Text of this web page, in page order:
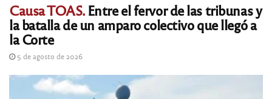
Causa TOAS.Entre el fervor de las tribunas y
la batalla de un amparo colectivo que llegó a
la Corte
5 de agosto de 2026